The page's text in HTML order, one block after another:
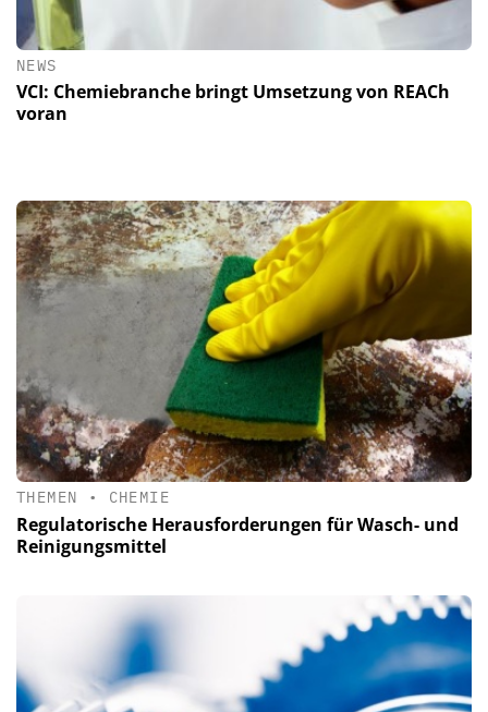
NEWS
VCI: Chemiebranche bringt Umsetzung von REACh
voran
THEMEN • CHEMIE
Regulatorische Herausforderungen für Wasch- und
Reinigungsmittel